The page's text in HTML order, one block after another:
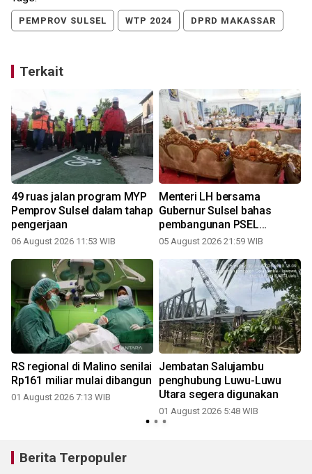
PEMPROV SULSEL WTP 2024 DPRD MAKASSAR
Terkait
49 ruas jalan program MYP
Pemprov Sulsel dalam tahap
pengerjaan
06 August 2026 11:53 WIB
Menteri LH bersama
Gubernur Sulsel bahas
pembangunan PSEL
Mamminasata
05 August 2026 21:59 WIB
RS regional di Malino senilai
Rp161 miliar mulai dibangun
01 August 2026 7:13 WIB
Jembatan Salujambu
penghubung Luwu-Luwu
Utara segera digunakan
01 August 2026 5:48 WIB
Berita Terpopuler